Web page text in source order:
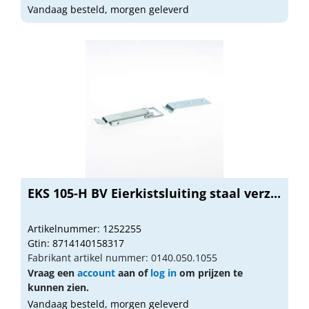
Vandaag besteld, morgen geleverd
EKS 105-H BV Eierkistsluiting staal verz...
Artikelnummer: 1252255
Gtin: 8714140158317
Fabrikant artikel nummer: 0140.050.1055
Vraag een account aan of log in om prijzen te
kunnen zien.
Vandaag besteld, morgen geleverd